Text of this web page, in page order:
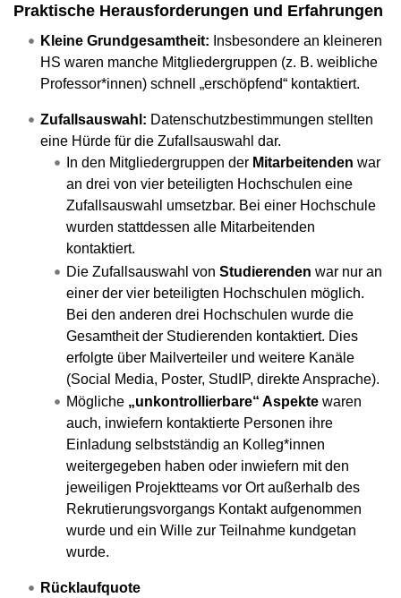
Praktische Herausforderungen und Erfahrungen
Kleine Grundgesamtheit: Insbesondere an kleineren
HS waren manche Mitgliedergruppen (z. B. weibliche
Professor*innen) schnell „erschöpfend“ kontaktiert.
Zufallsauswahl: Datenschutzbestimmungen stellten
eine Hürde für die Zufallsauswahl dar.
In den Mitgliedergruppen der Mitarbeitenden war
an drei von vier beteiligten Hochschulen eine
Zufallsauswahl umsetzbar. Bei einer Hochschule
wurden stattdessen alle Mitarbeitenden
kontaktiert.
Die Zufallsauswahl vonStudierenden war nur an
einer der vier beteiligten Hochschulen möglich.
Bei den anderen drei Hochschulen wurde die
Gesamtheit der Studierenden kontaktiert. Dies
erfolgte über Mailverteiler und weitere Kanäle
(Social Media, Poster, StudIP, direkte Ansprache).
Mögliche „unkontrollierbare“ Aspekte waren
auch, inwiefern kontaktierte Personen ihre
Einladung selbstständig an Kolleg*innen
weitergegeben haben oder inwiefern mit den
jeweiligen Projektteams vor Ort außerhalb des
Rekrutierungsvorgangs Kontakt aufgenommen
wurde und ein Wille zur Teilnahme kundgetan
wurde.
Rücklaufquote